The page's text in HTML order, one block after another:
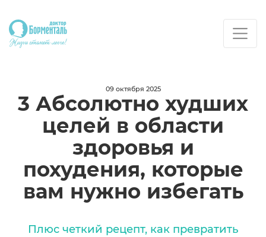
09 октября 2025
3 Абсолютно худших
целей в области
здоровья и
похудения, которые
вам нужно избегать
Плюс четкий рецепт, как превратить